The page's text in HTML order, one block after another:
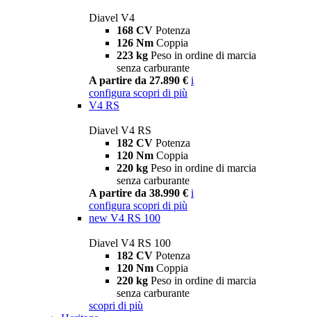
Diavel V4
168 CV Potenza
126 Nm Coppia
223 kg Peso in ordine di marcia
senza carburante
A partire da 27.890 € i
configura scopri di più
V4 RS
Diavel V4 RS
182 CV Potenza
120 Nm Coppia
220 kg Peso in ordine di marcia
senza carburante
A partire da 38.990 € i
configura scopri di più
new V4 RS 100
Diavel V4 RS 100
182 CV Potenza
120 Nm Coppia
220 kg Peso in ordine di marcia
senza carburante
scopri di più